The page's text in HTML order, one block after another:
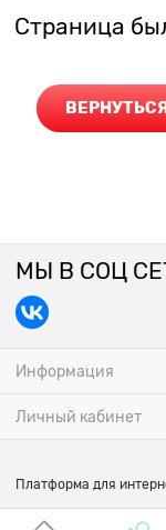
Страница
МЫ В СОЦ
Информация
Личный кабинет
Платформа для